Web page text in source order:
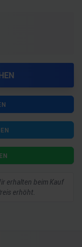
erhalten beim Kauf
erhöht.